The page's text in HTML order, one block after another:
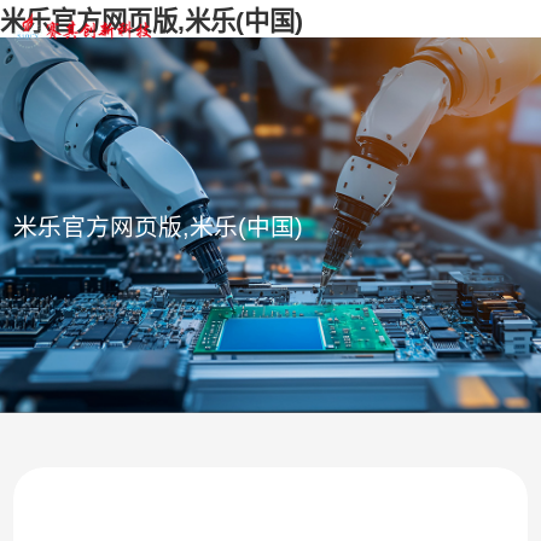
米乐官方网页版,米乐(中国)
米乐官方网页版,米乐(中国)